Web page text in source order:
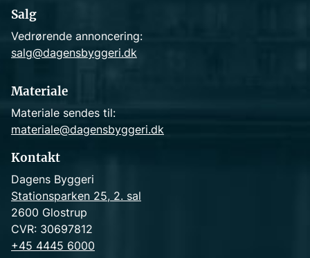
Salg
Vedrørende annoncering:
salg@dagensbyggeri.dk
Materiale
Materiale sendes til:
materiale@dagensbyggeri.dk
Kontakt
Dagens Byggeri
Stationsparken 25, 2. sal
2600 Glostrup
CVR: 30697812
+45 4445 6000